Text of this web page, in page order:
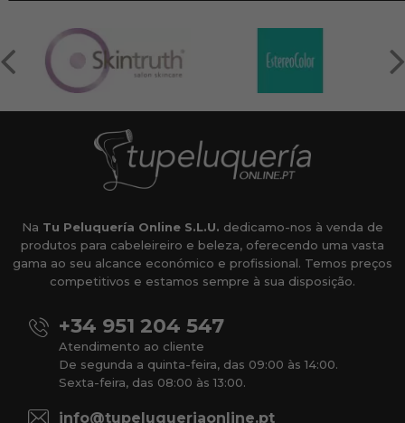
Na Tu Peluquería Online S.L.U. dedicamo-nos à venda de
produtos para cabeleireiro e beleza, oferecendo uma vasta
gama ao seu alcance económico e profissional. Temos preços
competitivos e estamos sempre à sua disposição.
+34 951 204 547
Atendimento ao cliente
De segunda a quinta-feira, das 09:00 às 14:00.
Sexta-feira, das 08:00 às 13:00.
info@tupeluqueriaonline.pt